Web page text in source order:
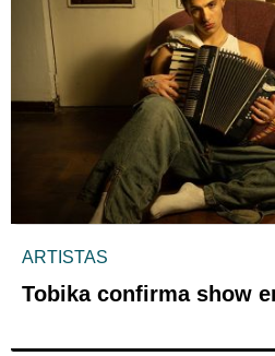
ARTISTAS
Tobika confirma show